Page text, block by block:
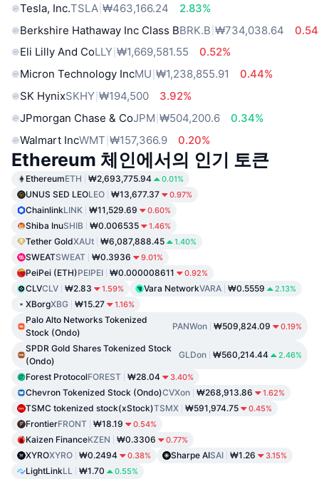
Tesla, Inc.TSLA ₩463,166.24
2.83%
Berkshire Hathaway Inc Class BBRK.B ₩734,038.64
Eli Lilly And CoLLY ₩1,669,581.55
0.52%
Micron Technology IncMU ₩1,238,855.91
0.44%
SK HynixSKHY ₩194,500
3.92%
JPmorgan Chase & CoJPM ₩504,200.6
0.34%
Walmart IncWMT ₩157,366.9 0.20%
Ethereum 체인에서의 인기 토큰
EthereumETH ₩2,693,775.94 0.01%
UNUS SED LEOLEO ₩13,677.37 0.97%
ChainlinkLINK ₩11,529.69 0.60%
Shiba InuSHIB ₩0.006535 1.46%
Tether GoldXAUt ₩6,087,888.45 1.40%
SWEATSWEAT ₩0.3936 9.01%
PeiPei (ETH)PEIPEI ₩0.000008611 0.92%
CLVCLV ₩2.83 1.59% Vara NetworkVARA ₩0.5559 2.13%
XBorgXBG ₩15.27 1.16%
Palo Alto Networks Tokenized
Stock (Ondo)
PANWon ₩509,824.09 0.19%
SPDR Gold Shares Tokenized Stock
(Ondo)
GLDon ₩560,214.44 2.46%
Forest ProtocolFOREST ₩28.04 3.40%
Chevron Tokenized Stock (Ondo)CVXon ₩268,913.86 1.62%
TSMC tokenized stock(xStock)TSMX ₩591,974.75 0.45%
FrontierFRONT ₩18.19 0.54%
Kaizen FinanceKZEN ₩0.3306 0.77%
XYROXYRO ₩0.2494 0.38% Sharpe AISAI ₩1.26 3.15%
LightLinkLL ₩1.70 0.55%